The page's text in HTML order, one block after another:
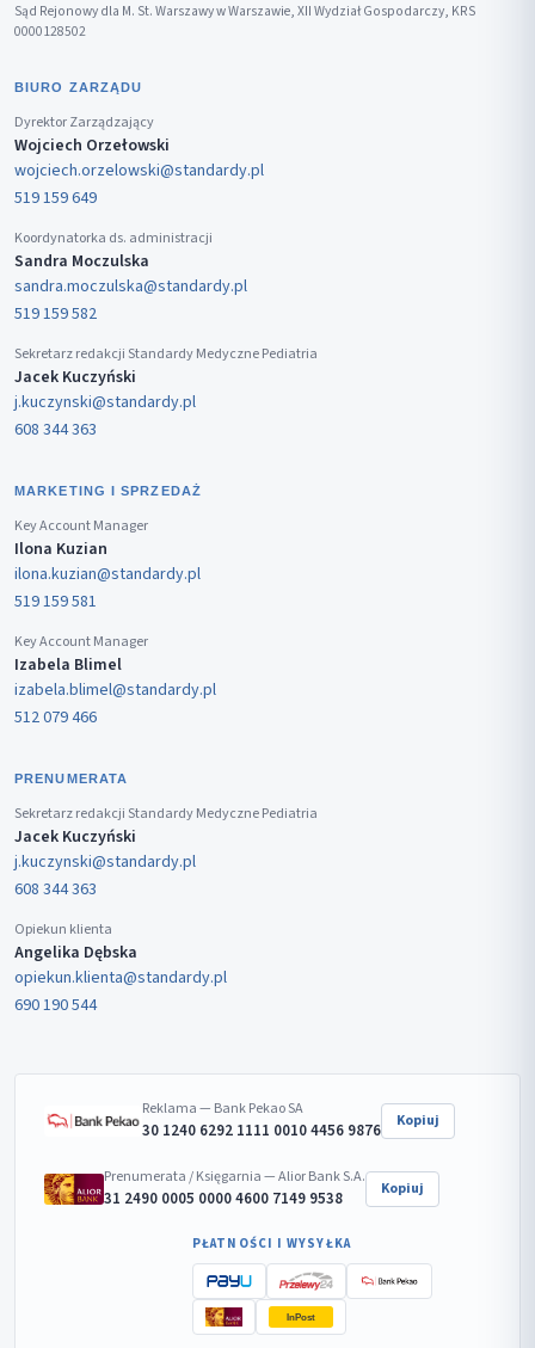
Sąd Rejonowy dla M. St. Warszawy w Warszawie, XII Wydział Gospodarczy, KRS
0000128502
BIURO ZARZĄDU
Dyrektor Zarządzający
Wojciech Orzełowski
wojciech.orzelowski@standardy.pl
519 159 649
Koordynatorka ds. administracji
Sandra Moczulska
sandra.moczulska@standardy.pl
519 159 582
Sekretarz redakcji Standardy Medyczne Pediatria
Jacek Kuczyński
j.kuczynski@standardy.pl
608 344 363
MARKETING I SPRZEDAŻ
Key Account Manager
Ilona Kuzian
ilona.kuzian@standardy.pl
519 159 581
Key Account Manager
Izabela Blimel
izabela.blimel@standardy.pl
512 079 466
PRENUMERATA
Sekretarz redakcji Standardy Medyczne Pediatria
Jacek Kuczyński
j.kuczynski@standardy.pl
608 344 363
Opiekun klienta
Angelika Dębska
opiekun.klienta@standardy.pl
690 190 544
Reklama — Bank Pekao SA
30 1240 6292 1111 0010 4456 9876 Kopiuj
Prenumerata / Księgarnia — Alior Bank S.A.
31 2490 0005 0000 4600 7149 9538 Kopiuj
PŁATNOŚCI I WYSYŁKA
InPost